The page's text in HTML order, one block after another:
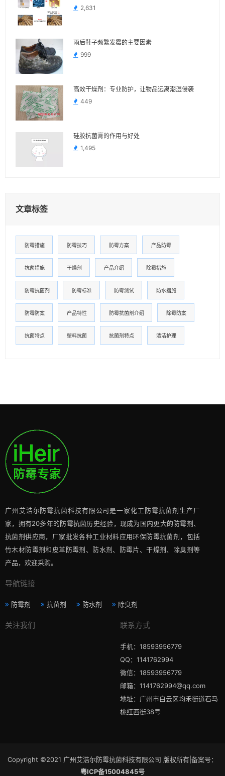
2,631
雨后鞋子频繁发霉的主要因素
999
高效干燥剂：专业防护，让物品远离潮湿侵袭
449
硅胶抗菌膏的作用与好处
1,495
文章标签
防霉措施 防霉技巧 防霉方案 产品防霉
抗菌措施 干燥剂 产品介绍 除霉措施
防霉抗菌剂 防霉标准 防霉测试 防水措施
防霉防案 产品特性 防霉抗菌剂介绍 除霉防案
抗菌特点 塑料抗菌 抗菌剂特点 清洁护理
广州艾浩尔防霉抗菌科技有限公司是一家化工防霉抗菌剂生产厂
家，拥有20多年的防霉抗菌历史经验，现成为国内更大的防霉剂、
抗菌剂供应商，厂家批发各种工业材料应用环保防霉抗菌剂，包括
竹木材防霉剂和皮革防霉剂、防水剂、防霉片、干燥剂、除臭剂等
产品，欢迎采购。
导航链接
防霉剂 抗菌剂 防水剂 除臭剂
关注我们 联系方式
手机：18593956779
QQ：1141762994
微信：18593956779
邮箱：1141762994@qq.com
地址：广州市白云区均禾街道石马
桃红西街38号
Copyright ©2021 广州艾浩尔防霉抗菌科技有限公司 版权所有|备案号：
粤ICP备15004845号